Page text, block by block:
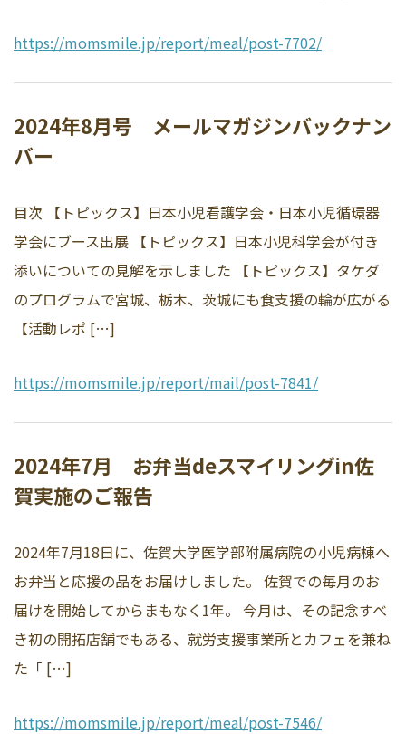
https://momsmile.jp/report/meal/post-7702/
2024年8月号 メールマガジンバックナン
バー
目次 【トピックス】日本小児看護学会・日本小児循環器
学会にブース出展 【トピックス】日本小児科学会が付き
添いについての見解を示しました 【トピックス】タケダ
のプログラムで宮城、栃木、茨城にも食支援の輪が広がる
【活動レポ […]
https://momsmile.jp/report/mail/post-7841/
2024年7月 お弁当deスマイリングin佐
賀実施のご報告
2024年7月18日に、佐賀大学医学部附属病院の小児病棟へ
お弁当と応援の品をお届けしました。 佐賀での毎月のお
届けを開始してからまもなく1年。 今月は、その記念すべ
き初の開拓店舗でもある、就労支援事業所とカフェを兼ね
た「 […]
https://momsmile.jp/report/meal/post-7546/